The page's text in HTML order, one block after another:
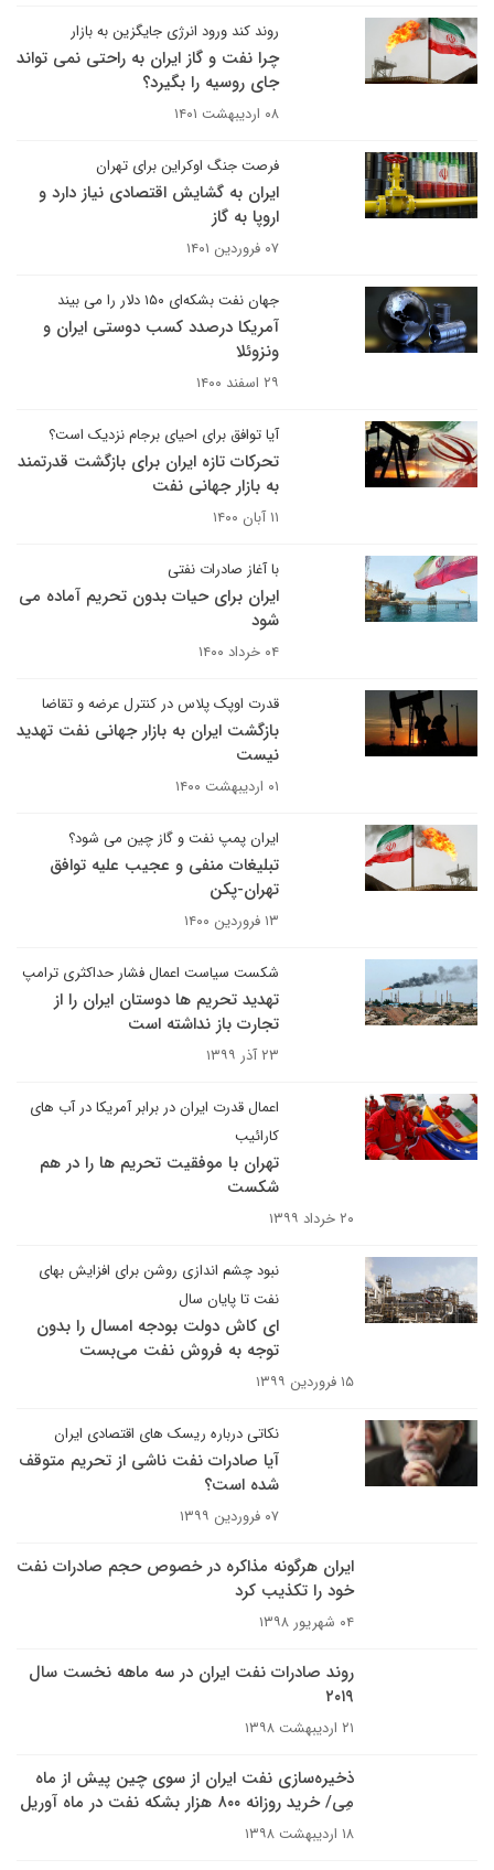
روند کند ورود انرژی جایگزین به بازار
چرا نفت و گاز ایران به راحتی نمی تواند
جای روسیه را بگیرد؟
۰۸ اردیبهشت ۱۴۰۱
فرصت جنگ اوکراین برای تهران
ایران به گشایش اقتصادی نیاز دارد و
اروپا به گاز
۰۷ فروردین ۱۴۰۱
جهان نفت بشکه‌ای ۱۵۰ دلار را می بیند
آمریکا درصدد کسب دوستی ایران و
ونزوئلا
۲۹ اسفند ۱۴۰۰
آیا توافق برای احیای برجام نزدیک است؟
تحرکات تازه ایران برای بازگشت قدرتمند
به بازار جهانی نفت
۱۱ آبان ۱۴۰۰
با آغاز صادرات نفتی
ایران برای حیات بدون تحریم آماده می
شود
۰۴ خرداد ۱۴۰۰
قدرت اوپک پلاس در کنترل عرضه و تقاضا
بازگشت ایران به بازار جهانی نفت تهدید
نیست
۰۱ اردیبهشت ۱۴۰۰
ایران پمپ نفت و گاز چین می شود؟
تبلیغات منفی و عجیب علیه توافق
تهران-پکن
۱۳ فروردین ۱۴۰۰
شکست سیاست اعمال فشار حداکثری ترامپ
تهدید تحریم ها دوستان ایران را از
تجارت باز نداشته است
۲۳ آذر ۱۳۹۹
اعمال قدرت ایران در برابر آمریکا در آب های
کارائیب
تهران با موفقیت تحریم ها را در هم
شکست
۲۰ خرداد ۱۳۹۹
نبود چشم اندازی روشن برای افزایش بهای
نفت تا پایان سال
ای کاش دولت بودجه امسال را بدون
توجه به فروش نفت می‌بست
۱۵ فروردین ۱۳۹۹
نکاتی درباره ریسک های اقتصادی ایران
آیا صادرات نفت ناشی از تحریم متوقف
شده است؟
۰۷ فروردین ۱۳۹۹
ایران هرگونه مذاکره در خصوص حجم صادرات نفت
خود را تکذیب کرد
۰۴ شهریور ۱۳۹۸
روند صادرات نفت ایران در سه ماهه نخست سال
۲۰۱۹
۲۱ اردیبهشت ۱۳۹۸
ذخیره‌سازی نفت ایران از سوی چین پیش از ماه
مِی/ خرید روزانه ۸۰۰ هزار بشکه نفت در ماه آوریل
۱۸ اردیبهشت ۱۳۹۸